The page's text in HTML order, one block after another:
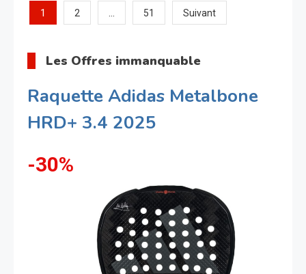
Pagination
des
publications
1 2 … 51 Suivant
Les Offres immanquable
Raquette Adidas Metalbone
HRD+ 3.4 2025
-30%